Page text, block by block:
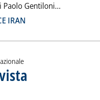
Paolo Gentiloni...
IRAN